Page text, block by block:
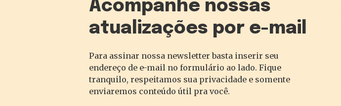
Acompanhe nossas
atualizações por e-mail
Para assinar nossa newsletter basta inserir seu
endereço de e-mail no formulário ao lado. Fique
tranquilo, respeitamos sua privacidade e somente
enviaremos conteúdo útil pra você.